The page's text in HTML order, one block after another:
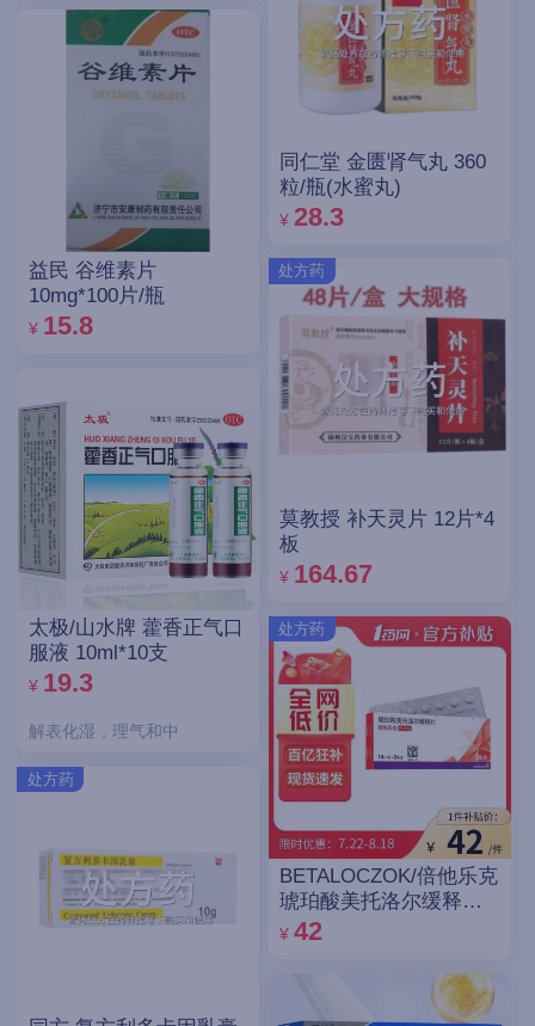
益民 谷维素片
10mg*100片/瓶
¥ 15.8
太极/山水牌 藿香正气口
服液 10ml*10支
¥ 19.3
解表化湿，理气和中
处方药
同仁堂 金匮肾气丸 360
粒/瓶(水蜜丸)
¥ 28.3
处方药
莫教授 补天灵片 12片*4
板
¥ 164.67
处方药
BETALOCZOK/倍他乐克
琥珀酸美托洛尔缓释片
47.5mg*14片*2板
¥ 42